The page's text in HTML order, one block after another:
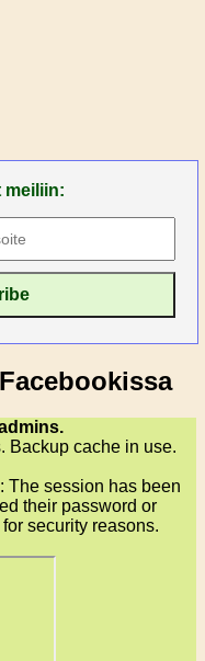
meiliin:
Backup cache in use.
The session has been
their password or
security reasons.